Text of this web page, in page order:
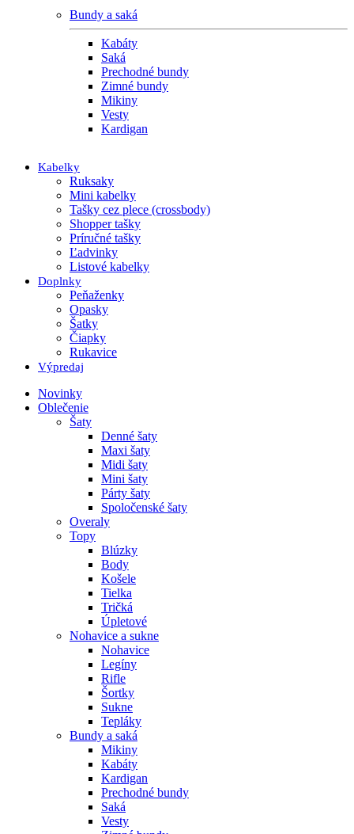
Bundy a saká
Kabáty
Saká
Prechodné bundy
Zimné bundy
Mikiny
Vesty
Kardigan
Kabelky
Ruksaky
Mini kabelky
Tašky cez plece (crossbody)
Shopper tašky
Príručné tašky
Ľadvinky
Listové kabelky
Doplnky
Peňaženky
Opasky
Šatky
Čiapky
Rukavice
Výpredaj
Novinky
Oblečenie
Šaty
Denné šaty
Maxi šaty
Midi šaty
Mini šaty
Párty šaty
Spoločenské šaty
Overaly
Topy
Blúzky
Body
Košele
Tielka
Tričká
Úpletové
Nohavice a sukne
Nohavice
Legíny
Rifle
Šortky
Sukne
Tepláky
Bundy a saká
Mikiny
Kabáty
Kardigan
Prechodné bundy
Saká
Vesty